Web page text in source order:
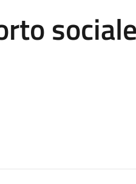
sociale